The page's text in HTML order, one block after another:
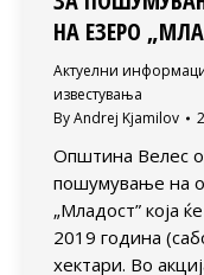
НА ЕЗЕРО
Актуелни
известувања
ByAndrej Kjamilov
Општина Велес
пошумување на
„Младост” која
2019 година
хектари. Во